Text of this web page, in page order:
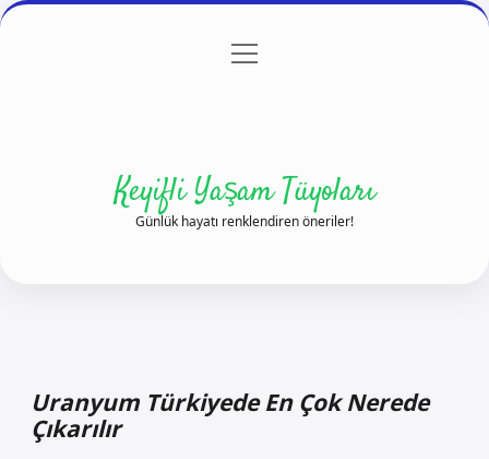
Gizlilik Politikası
menüyü
Keyifli Yaşam Tüyoları
Günlük hayatı renklendiren öneriler!
Uranyum Türkiyede En Çok Nerede
Çıkarılır